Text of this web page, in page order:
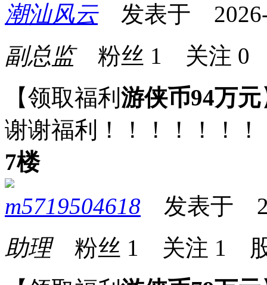
潮汕风云发表于 2026-
副总监粉丝 1 关注 0
【领取福利 游侠币94万元
谢谢福利！！！！！！！
7楼
m5719504618 发表于
助理粉丝 1 关注 1